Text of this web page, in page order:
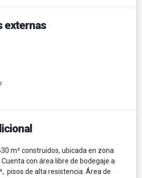
externas
m² construidos, ubicada en zona
con área libre de bodegaje a
pisos de alta resistencia. Área de